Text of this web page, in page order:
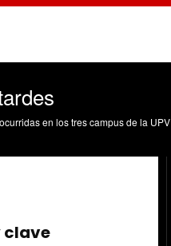
en los tres campus de la UPV